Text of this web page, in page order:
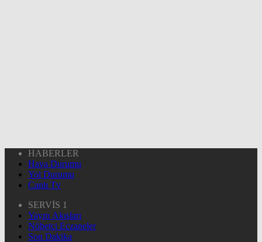
HABERLER
Hava Durumu
Yol Durumu
Canlı Tv
SERVİS 1
Yayın Akışları
Nöbetçi Eczaneler
Son Dakika